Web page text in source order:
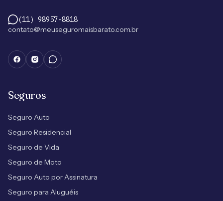
(11) 98957-8818
contato@meuseguromaisbarato.com.br
Seguros
Seguro Auto
Seguro Residencial
Seguro de Vida
Seguro de Moto
Seguro Auto por Assinatura
Seguro para Aluguéis